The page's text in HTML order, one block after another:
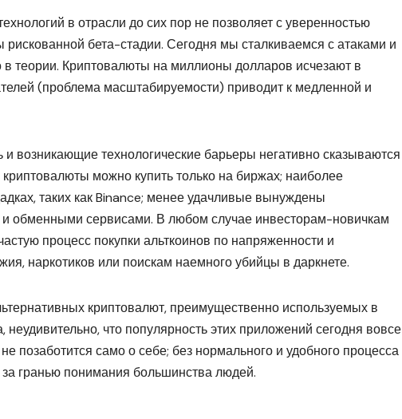
в отрасли до сих пор не позволяет с уверенностью
бета-стадии. Сегодня мы сталкиваемся с атаками и
теории. Криптовалюты на миллионы долларов исчезают в
(проблема масштабируемости) приводит к медленной и
возникающие технологические барьеры негативно сказываются
можно купить только на биржах; наиболее
таких как Binance; менее удачливые вынуждены
обменными сервисами. В любом случае инвесторам-новичкам
процесс покупки альткоинов по напряженности и
наркотиков или поискам наемного убийцы в даркнете.
криптовалют, преимущественно используемых в
что популярность этих приложений сегодня вовсе
позаботится само о себе; без нормального и удобного процесса
за гранью понимания большинства людей.